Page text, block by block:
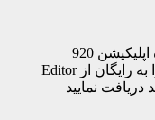
اپلیکیشن کدخوان نسخه فارسی شده اپلیکیشن 920Text
Editor می باشد که هم اکنون می توانید این اپ را به رایگان از